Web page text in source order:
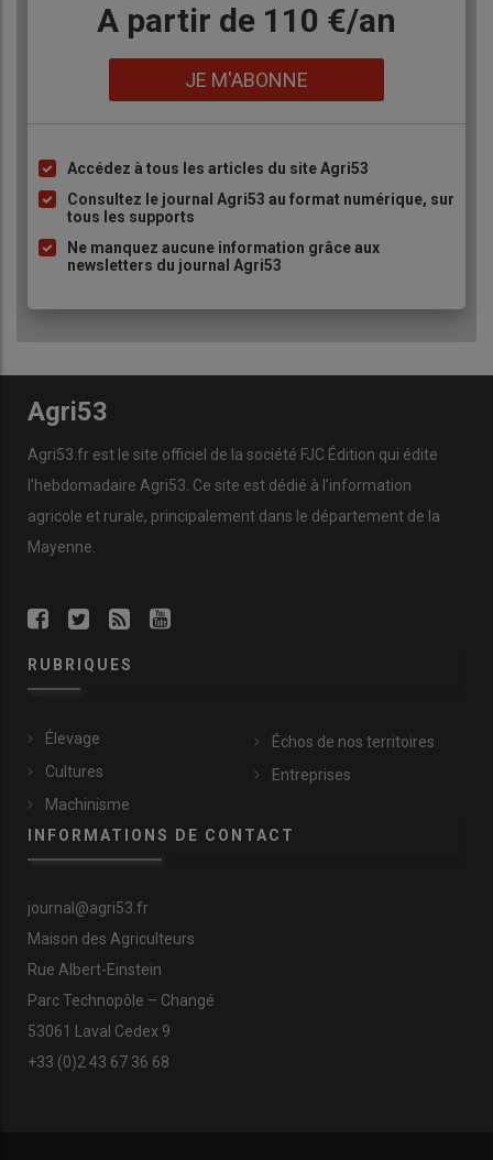
BodyA partir de 110 €/an
JE M'ABONNE
Liste
à
puce
Accédez à tous les articles du site Agri53
Consultez le journal Agri53 au format numérique, sur
tous les supports
Ne manquez aucune information grâce aux
newsletters du journal Agri53
Agri53
Agri53.fr est le site officiel de la société FJC Édition qui édite
l’hebdomadaire Agri53. Ce site est dédié à l’information
agricole et rurale, principalement dans le département de la
Mayenne.
RUBRIQUES
Élevage
Cultures
Machinisme
Échos de nos territoires
Entreprises
INFORMATIONS DE CONTACT
journal@agri53.fr
Maison des Agriculteurs
Rue Albert-Einstein
Parc Technopôle – Changé
53061 Laval Cedex 9
+33 (0)2 43 67 36 68